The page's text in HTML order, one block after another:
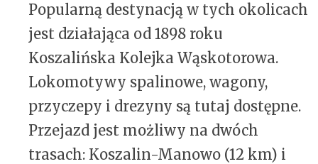
Popularną destynacją w tych okolicach
jest działająca od 1898 roku
Koszalińska Kolejka Wąskotorowa.
Lokomotywy spalinowe, wagony,
przyczepy i drezyny są tutaj dostępne.
Przejazd jest możliwy na dwóch
trasach: Koszalin-Manowo (12 km) i